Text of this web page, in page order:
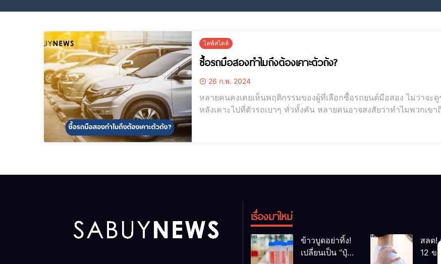
ไลฟ์สไตล์
ซื้อรถมือสองทำไมถึงต้องเคาะตัวถัง?
26 ก.พ. 2024
หลายคนคงเคยเห็นพฤติกรรมของผู้ที่เลือกซื้อรถยนต์มือสอง ไม่ว่าจ
หลังเคาะไปที่ตัวรถเบาๆ ทั่วทั้งคัน หลายคนอาจสงสัยว่าทำไมพวกเขา
เรื่องมาใหม่
ข้าวบูดอย่าทิ้ง!
เปลี่ยนเป็น “ปุ๋ย
สลด!
12 ข